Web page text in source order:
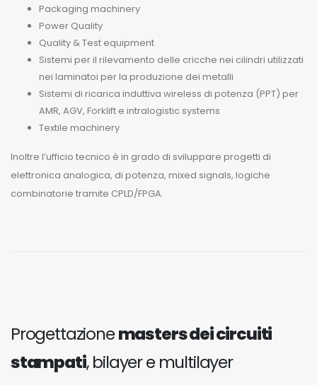
Packaging machinery
Power Quality
Quality & Test equipment
Sistemi per il rilevamento delle cricche nei cilindri utilizzati
nei laminatoi per la produzione dei metalli
Sistemi di ricarica induttiva wireless di potenza (PPT) per
AMR, AGV, Forklift e intralogistic systems
Textile machinery
Inoltre l’ufficio tecnico è in grado di sviluppare progetti di
elettronica analogica, di potenza, mixed signals, logiche
combinatorie tramite CPLD/FPGA.
Progettazionemasters dei circuiti
stampati, bilayer e multilayer